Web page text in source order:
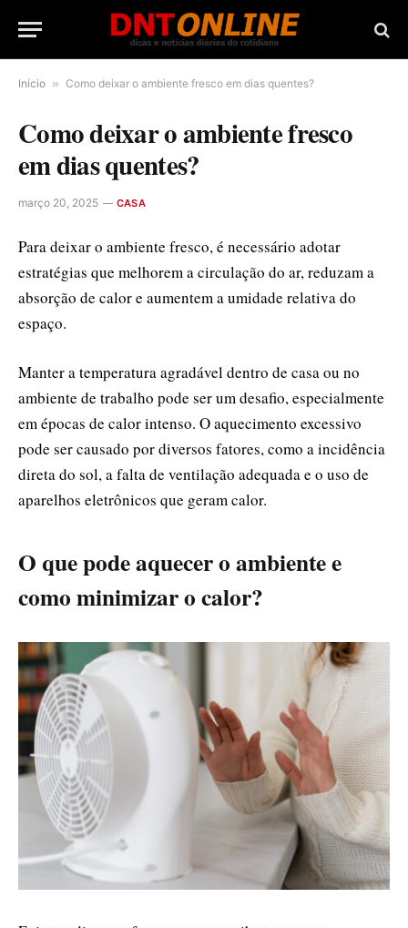
Início » Como deixar o ambiente fresco em dias quentes?
Como deixar o ambiente fresco
em dias quentes?
março 20, 2025 CASA
Para deixar o ambiente fresco, é necessário adotar
estratégias que melhorem a circulação do ar, reduzam a
absorção de calor e aumentem a umidade relativa do
espaço.
Manter a temperatura agradável dentro de casa ou no
ambiente de trabalho pode ser um desafio, especialmente
em épocas de calor intenso. O aquecimento excessivo
pode ser causado por diversos fatores, como a incidência
direta do sol, a falta de ventilação adequada e o uso de
aparelhos eletrônicos que geram calor.
O que pode aquecer o ambiente e
como minimizar o calor?